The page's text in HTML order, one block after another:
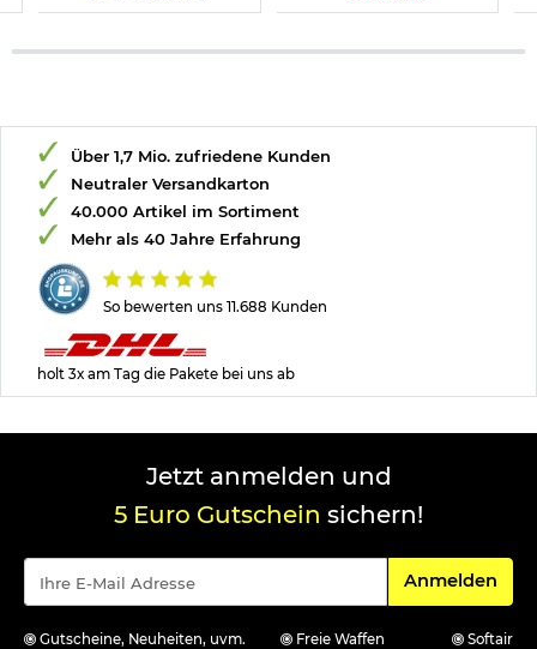
So bewerten uns 11.688 Kunden
Über 1,7 Mio. zufriedene Kunden
Neutraler Versandkarton
40.000 Artikel im Sortiment
Mehr als 40 Jahre Erfahrung
holt 3x am Tag die Pakete bei uns ab
Jetzt anmelden und
5 Euro Gutschein sichern!
Für den
Anmelden
Gutscheine, Neuheiten, uvm. Freie Waffen
Softair